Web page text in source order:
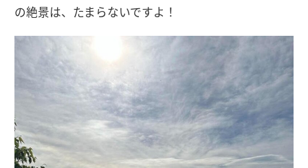
の絶景は、たまらないですよ！